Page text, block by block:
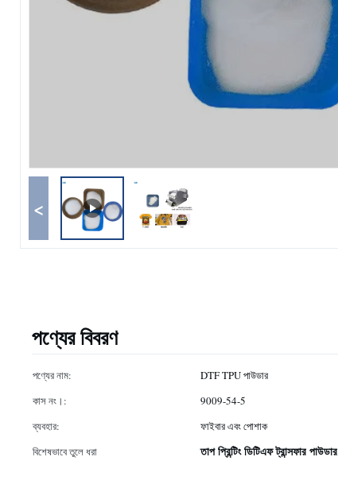
<
পণ্যের বিবরণ
পণ্যের নাম: DTF TPU পাউডার
কাস নং।:
9009-54-5
ব্যবহার:
ফাইবার এবং পোশাক
বিশেষভাবে তুলে ধরা
তাপ প্রিন্টিং ডিটিএফ ট্রান্সফার পাউডার